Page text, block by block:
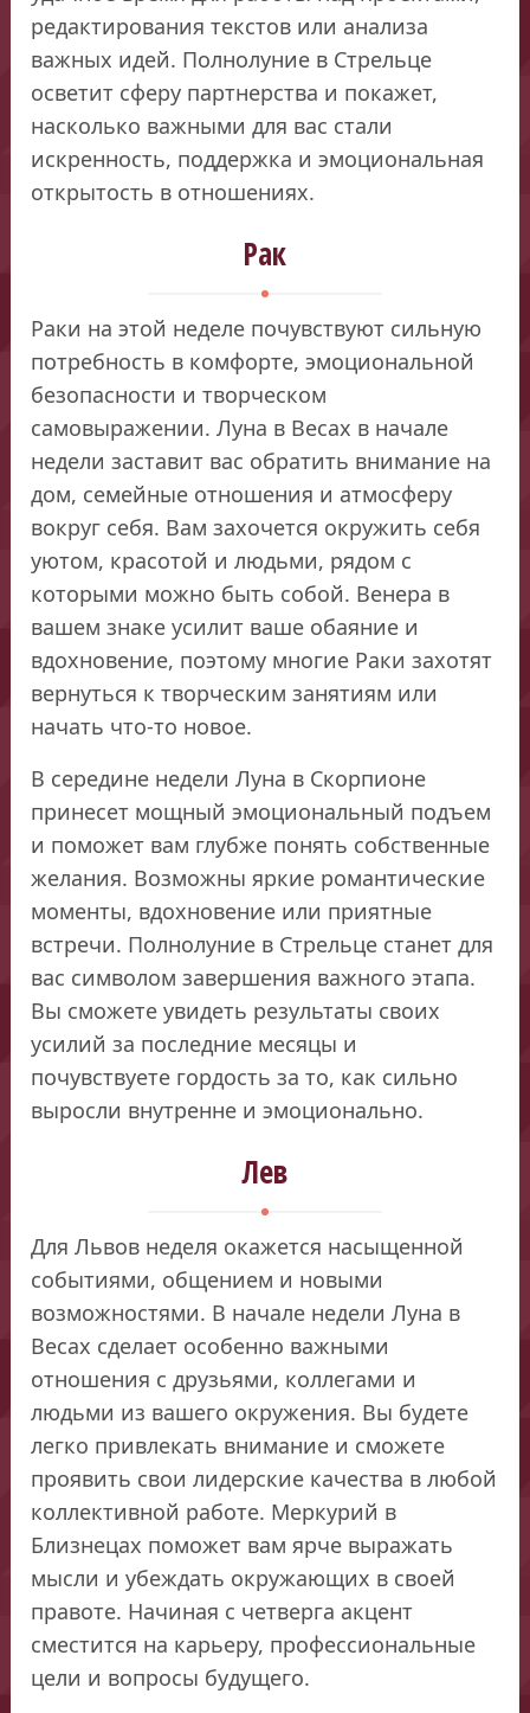
редактирования текстов или анализа
важных идей. Полнолуние в Стрельце
осветит сферу партнерства и покажет,
насколько важными для вас стали
искренность, поддержка и эмоциональная
открытость в отношениях.
Рак
Раки на этой неделе почувствуют сильную
потребность в комфорте, эмоциональной
безопасности и творческом
самовыражении. Луна в Весах в начале
недели заставит вас обратить внимание на
дом, семейные отношения и атмосферу
вокруг себя. Вам захочется окружить себя
уютом, красотой и людьми, рядом с
которыми можно быть собой. Венера в
вашем знаке усилит ваше обаяние и
вдохновение, поэтому многие Раки захотят
вернуться к творческим занятиям или
начать что-то новое.
В середине недели Луна в Скорпионе
принесет мощный эмоциональный подъем
и поможет вам глубже понять собственные
желания. Возможны яркие романтические
моменты, вдохновение или приятные
встречи. Полнолуние в Стрельце станет для
вас символом завершения важного этапа.
Вы сможете увидеть результаты своих
усилий за последние месяцы и
почувствуете гордость за то, как сильно
выросли внутренне и эмоционально.
Лев
Для Львов неделя окажется насыщенной
событиями, общением и новыми
возможностями. В начале недели Луна в
Весах сделает особенно важными
отношения с друзьями, коллегами и
людьми из вашего окружения. Вы будете
легко привлекать внимание и сможете
проявить свои лидерские качества в любой
коллективной работе. Меркурий в
Близнецах поможет вам ярче выражать
мысли и убеждать окружающих в своей
правоте. Начиная с четверга акцент
сместится на карьеру, профессиональные
цели и вопросы будущего.